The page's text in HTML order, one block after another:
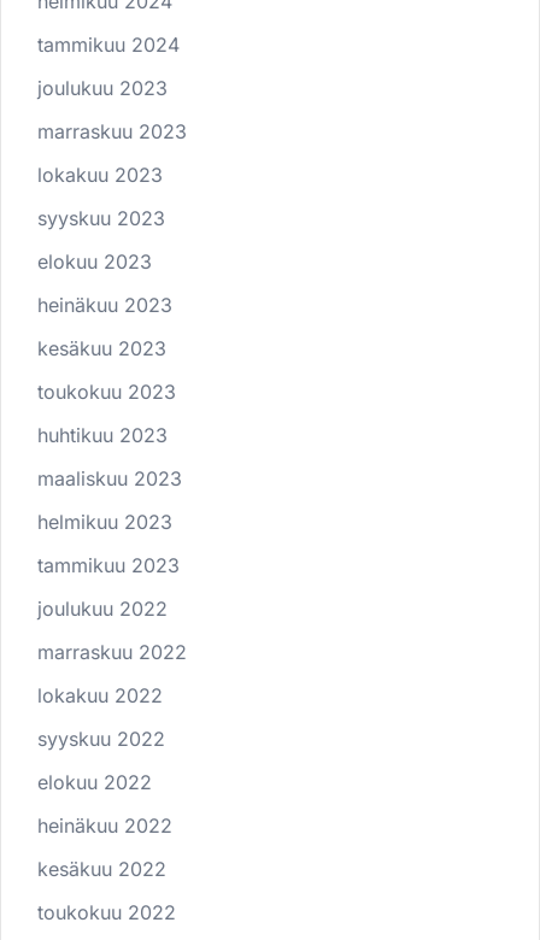
tammikuu 2024
joulukuu 2023
marraskuu 2023
lokakuu 2023
syyskuu 2023
elokuu 2023
heinäkuu 2023
kesäkuu 2023
toukokuu 2023
huhtikuu 2023
maaliskuu 2023
helmikuu 2023
tammikuu 2023
joulukuu 2022
marraskuu 2022
lokakuu 2022
syyskuu 2022
elokuu 2022
heinäkuu 2022
kesäkuu 2022
toukokuu 2022